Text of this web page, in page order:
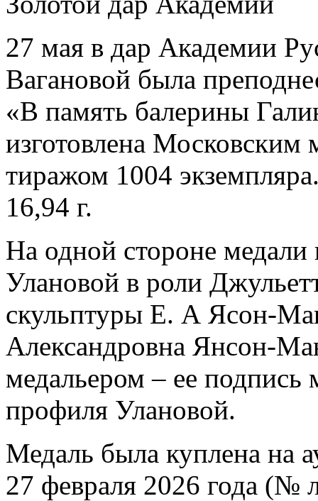
27 мая в дар Академии
Вагановой была
«В память балерины
изготовлена
тиражом 1004
16,94 г.
На одной стороне
Улановой в роли
скульптуры Е. А Ясон-
Александровна Янсон-
медальером – ее подпись
профиля Улановой.
Медаль была куплена на
27 февраля 2026 года (№